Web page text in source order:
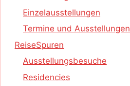
Einzelausstellungen
Termine und Ausstellungen
ReiseSpuren
Ausstellungsbesuche
Residencies